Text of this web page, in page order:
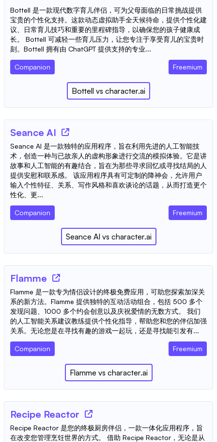
Bottell 是一款现代数字育儿伴侣，可为父母面临的日常挑战提供
宝贵的个性化支持。这款动态虚拟助手全天候待命，提供个性化建
议、日常育儿技巧和重要的里程碑指导，以确保您的孩子健康成
长。 Bottell 可减轻一些育儿压力，让您专注于享受育儿的宝贵时
刻。Bottell 拥有由 ChatGPT 提供支持的专业...
Companion Freemium
Bottell vs character.ai
Seance AI
Seance AI 是一款独特的应用程序，旨在利用先进的人工智能技
术，创造一种与已故亲人的虚构形象进行交流的模拟体验。它是讲
故事和人工智能的有趣结合，旨在为那些寻求回忆或寻找结局的人
提供安慰和联系感。 该应用程序具有可定制的降神会，允许用户
输入个性特征、关系、写作风格和喜欢谈论的话题，从而打造更个
性化、更...
Companion Freemium
Seance AI vs character.ai
Flamme
Flamme 是一款专为情侣设计的终极免费应用，可助您探索加深关
系的新方法。Flamme 提供独特的互动活动组合，包括 500 多个
发现问题、1000 多个约会创意以及庆祝爱情的无数方式。 我们
的人工智能关系建议教练提供个性化指导，帮助您和您的伴侣加强
关系。无论您是在寻找有趣的游戏一起玩，还是寻找能引发有...
Companion Freemium
Flamme vs character.ai
Recipe Reactor
Recipe Reactor 是您的终极厨房伴侣，一款一体化应用程序，旨
在改变您管理烹饪世界的方式。 借助 Recipe Reactor，无论是从